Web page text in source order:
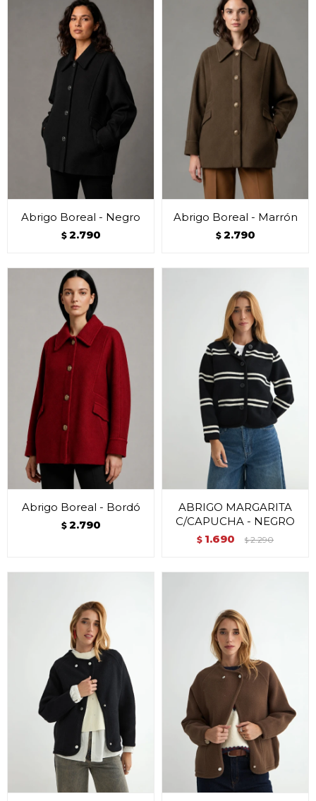
Abrigo Boreal - Negro
$ 2.790
Abrigo Boreal - Marrón
$ 2.790
Abrigo Boreal - Bordó
$ 2.790
ABRIGO MARGARITA
C/CAPUCHA - NEGRO
$ 1.690 $ 2.290